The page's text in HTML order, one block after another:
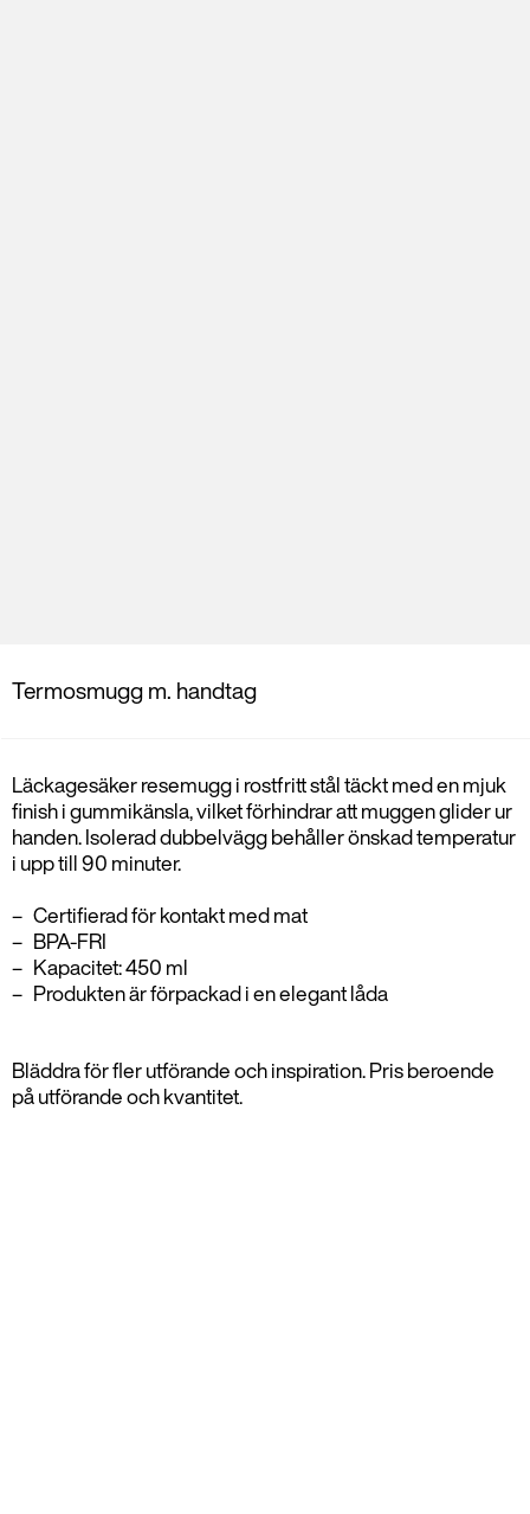
Termosmugg m. handtag
Läckagesäker resemugg i rostfritt stål täckt med en mjuk
finish i gummikänsla, vilket förhindrar att muggen glider ur
handen. Isolerad dubbelvägg behåller önskad temperatur
i upp till 90 minuter.
Certifierad för kontakt med mat
BPA-FRI
Kapacitet: 450 ml
Produkten är förpackad i en elegant låda
Bläddra för fler utförande och inspiration. Pris beroende
på utförande och kvantitet.